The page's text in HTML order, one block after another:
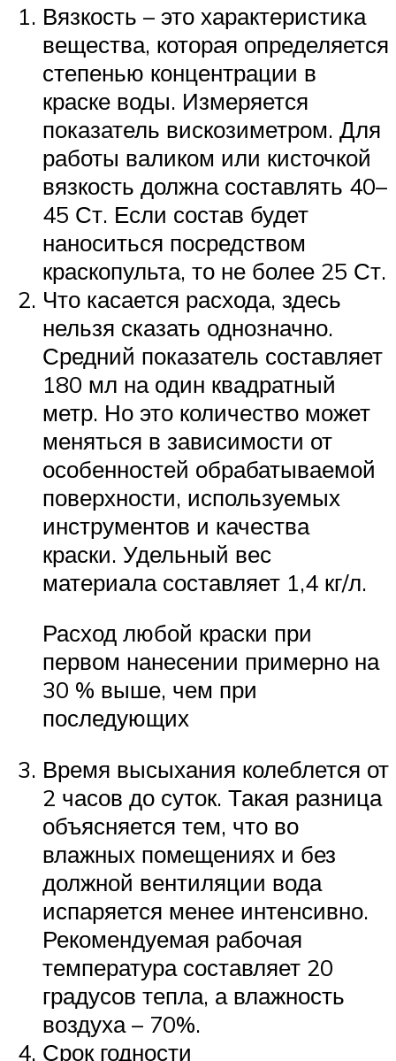
Вязкость – это характеристика
вещества, которая определяется
степенью концентрации в
краске воды. Измеряется
показатель вискозиметром. Для
работы валиком или кисточкой
вязкость должна составлять 40–
45 Ст. Если состав будет
наноситься посредством
краскопульта, то не более 25 Ст.
Что касается расхода, здесь
нельзя сказать однозначно.
Средний показатель составляет
180 мл на один квадратный
метр. Но это количество может
меняться в зависимости от
особенностей обрабатываемой
поверхности, используемых
инструментов и качества
краски. Удельный вес
материала составляет 1,4 кг/л.
Расход любой краски при
первом нанесении примерно на
30 % выше, чем при
последующих
Время высыхания колеблется от
2 часов до суток. Такая разница
объясняется тем, что во
влажных помещениях и без
должной вентиляции вода
испаряется менее интенсивно.
Рекомендуемая рабочая
температура составляет 20
градусов тепла, а влажность
воздуха – 70%.
Срок годности